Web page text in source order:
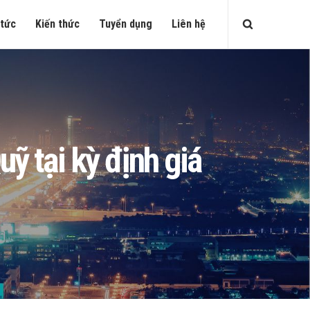
Kiến thức Tuyển dụng Liên hệ
tại kỳ định giá